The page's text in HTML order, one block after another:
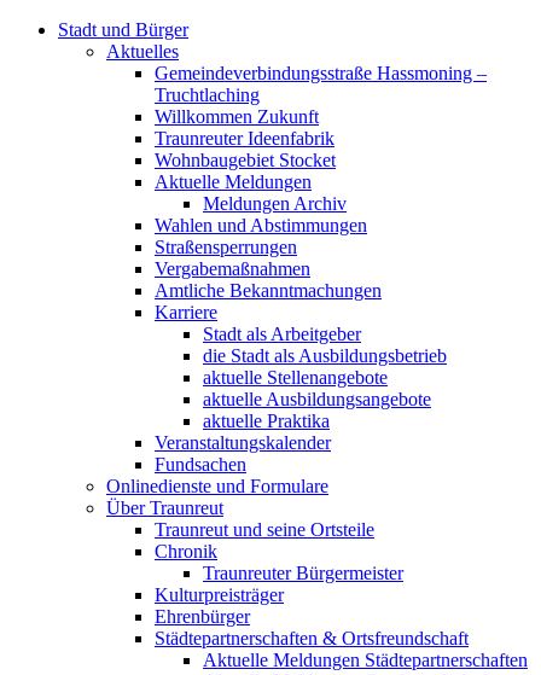
Stadt und Bürger
Aktuelles
Gemeindeverbindungsstraße Hassmoning –
Truchtlaching
Willkommen Zukunft
Traunreuter Ideenfabrik
Wohnbaugebiet Stocket
Aktuelle Meldungen
Meldungen Archiv
Wahlen und Abstimmungen
Straßensperrungen
Vergabemaßnahmen
Amtliche Bekanntmachungen
Karriere
Stadt als Arbeitgeber
die Stadt als Ausbildungsbetrieb
aktuelle Stellenangebote
aktuelle Ausbildungsangebote
aktuelle Praktika
Veranstaltungskalender
Fundsachen
Onlinedienste und Formulare
Über Traunreut
Traunreut und seine Ortsteile
Chronik
Traunreuter Bürgermeister
Kulturpreisträger
Ehrenbürger
Städtepartnerschaften & Ortsfreundschaft
Aktuelle Meldungen Städtepartnerschaften